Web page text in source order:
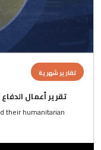
تقارير شهرية
تقرير أعمال
their humanitarian